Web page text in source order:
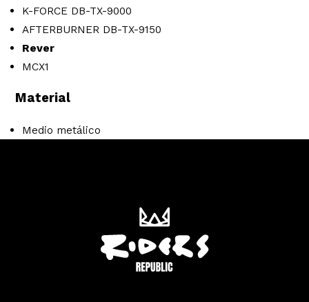
K-FORCE DB-TX-9000
AFTERBURNER DB-TX-9150
Rever
MCX1
Material
Medio metálico